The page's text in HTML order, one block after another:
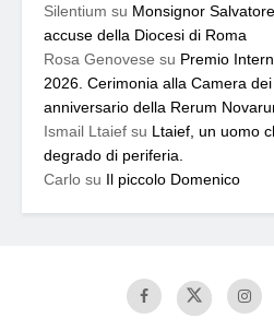
Silentium su Monsignor
accuse della Diocesi di Roma
Rosa Genovese su Premio
2026. Cerimonia alla Camera
anniversario della Rerum
Ismail Ltaief su Ltaief, un uomo
degrado di periferia.
Carlo su Il piccolo Domenico